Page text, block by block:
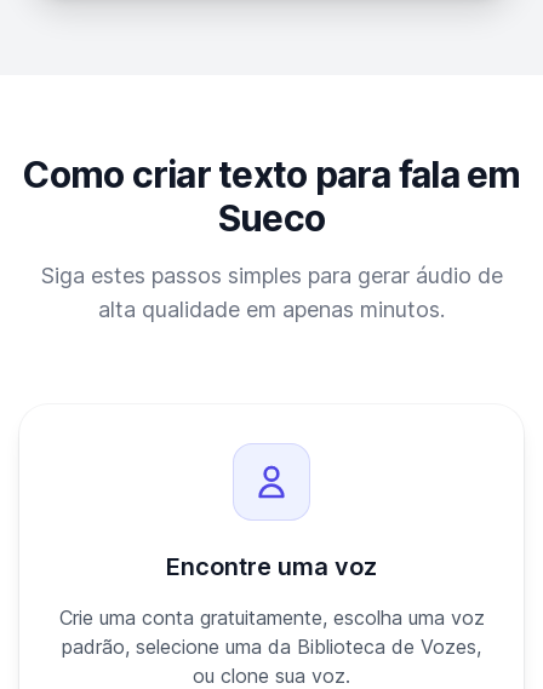
Como criar texto para fala em
Sueco
Siga estes passos simples para gerar áudio de
alta qualidade em apenas minutos.
Encontre uma voz
Crie uma conta gratuitamente, escolha uma voz
padrão, selecione uma da Biblioteca de Vozes,
ou clone sua voz.